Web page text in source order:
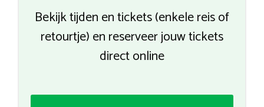
Bekijk tijden en tickets (enkele reis of
retourtje) en reserveer jouw tickets
direct online